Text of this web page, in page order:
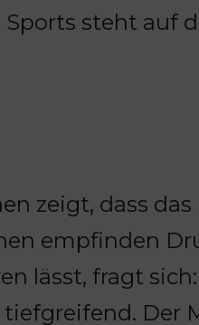
steht auf
zeigt, dass das
empfinden
lässt, fragt
Der